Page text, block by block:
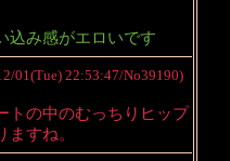
込み感がエロいです
01(Tue) 22:53:47/No39190)
トの中のむっちりヒップ
ますね。